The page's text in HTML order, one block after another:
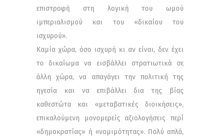
επιστροφή στη λογική του ωμού
ιμπεριαλισμού και του «δικαίου του
ισχυρού».
Καμία χώρα, όσο ισχυρή κι αν είναι, δεν έχει
το δικαίωμα να εισβάλλει στρατιωτικά σε
άλλη χώρα, να απαγάγει την πολιτική της
ηγεσία και να επιβάλλει δια της βίας
καθεστώτα και «μεταβατικές διοικήσεις»,
επικαλούμενη μονομερείς αξιολογήσεις περί
«δημοκρατίας» ή «νομιμότητας». Πολύ απλά,